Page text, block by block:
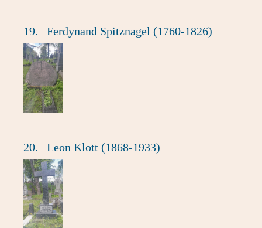
19. Ferdynand Spitznagel (1760-1826)
20. Leon Klott (1868-1933)